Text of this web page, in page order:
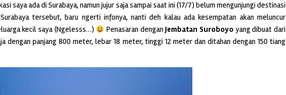
saya ada di Surabaya, namun jujur saja sampai saat ini (17/7) belum mengunjungi destinasi
tersebut, baru ngerti infonya, nanti deh kalau ada kesempatan akan meluncur
kecil saya (Ngelesss…)
Penasaran denganJembatan Suroboyo yang dibuat dari
dengan panjang 800 meter, lebar 18 meter, tinggi 12 meter dan ditahan dengan 150 tiang